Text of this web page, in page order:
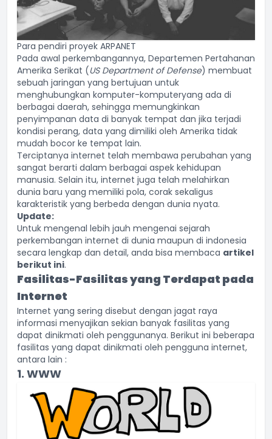
Para pendiri proyek ARPANET
Pada awal perkembangannya, Departemen Pertahanan
Amerika Serikat (US Department of Defense) membuat
sebuah jaringan yang bertujuan untuk
menghubungkan komputer-komputeryang ada di
berbagai daerah, sehingga memungkinkan
penyimpanan data di banyak tempat dan jika terjadi
kondisi perang, data yang dimiliki oleh Amerika tidak
mudah bocor ke tempat lain.
Terciptanya internet telah membawa perubahan yang
sangat berarti dalam berbagai aspek kehidupan
manusia. Selain itu, internet juga telah melahirkan
dunia baru yang memiliki pola, corak sekaligus
karakteristik yang berbeda dengan dunia nyata.
Update:
Untuk mengenal lebih jauh mengenai sejarah
perkembangan internet di dunia maupun di indonesia
secara lengkap dan detail, anda bisa membaca artikel
berikut ini.
Fasilitas-Fasilitas yang Terdapat pada
Internet
Internet yang sering disebut dengan jagat raya
informasi menyajikan sekian banyak fasilitas yang
dapat dinikmati oleh penggunanya. Berikut ini beberapa
fasilitas yang dapat dinikmati oleh pengguna internet,
antara lain :
1. WWW